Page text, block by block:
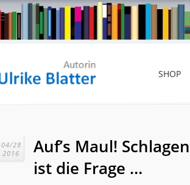
SHOP
04/28
2016
Auf’s Maul!
ist die Frage …